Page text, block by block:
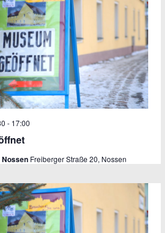
- 17:00
Freiberger Straße 20, Nossen